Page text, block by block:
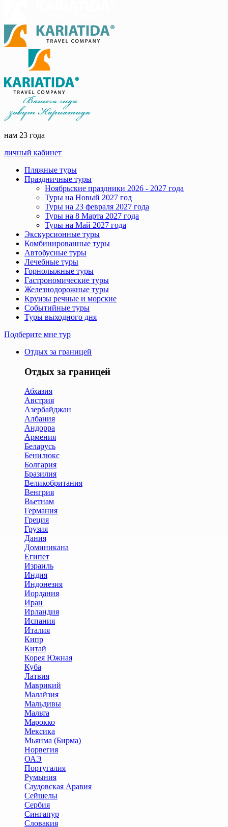
нам 23 года
личный кабинет
Пляжные туры
Праздничные туры
Ноябрьские праздники 2026 - 2027 года
Туры на Новый 2027 год
Туры на 23 февраля 2027 года
Туры на 8 Марта 2027 года
Туры на Май 2027 года
Экскурсионные туры
Комбинированные туры
Автобусные туры
Лечебные туры
Горнолыжные туры
Гастрономические туры
Железнодорожные туры
Круизы речные и морские
Событийные туры
Туры выходного дня
Подберите мне тур
Отдых за границей
Отдых за границей
Абхазия
Австрия
Азербайджан
Албания
Андорра
Армения
Беларусь
Бенилюкс
Болгария
Бразилия
Великобритания
Венгрия
Вьетнам
Германия
Греция
Грузия
Дания
Доминикана
Египет
Израиль
Индия
Индонезия
Иордания
Иран
Ирландия
Испания
Италия
Кипр
Китай
Корея Южная
Куба
Латвия
Маврикий
Малайзия
Мальдивы
Мальта
Марокко
Мексика
Мьянма (Бирма)
Норвегия
ОАЭ
Португалия
Румыния
Саудовская Аравия
Сейшелы
Сербия
Сингапур
Словакия